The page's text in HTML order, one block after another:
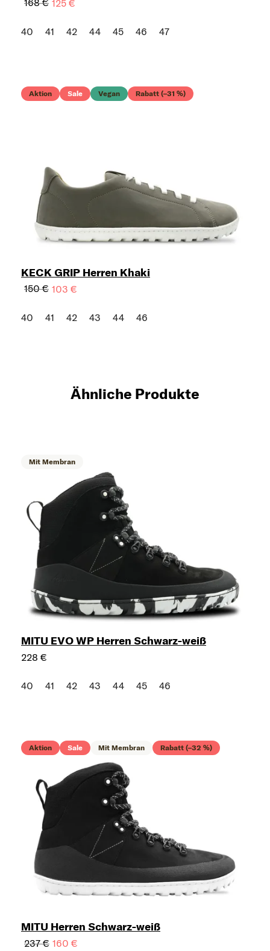
168 € 125 €
40 41 42 44 45 46 47
Aktion Sale Vegan Rabatt (–31 %)
KECK GRIP Herren Khaki
150 € 103 €
40 41 42 43 44 46
Ähnliche Produkte
Mit Membran
MITU EVO WP Herren Schwarz-weiß
228 €
40 41 42 43 44 45 46
Aktion Sale Mit Membran Rabatt (–32 %)
MITU Herren Schwarz-weiß
237 € 160 €